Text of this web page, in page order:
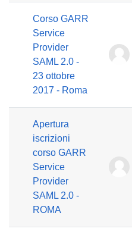
Corso GARR
Service
Provider
SAML 2.0 -
23 ottobre
2017 - Roma
Apertura
iscrizioni
corso GARR
Service
Provider
SAML 2.0 -
ROMA